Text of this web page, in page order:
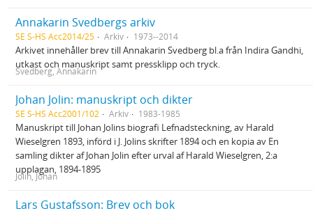
Annakarin Svedbergs arkiv
SE S-HS Acc2014/25 Arkiv 1973--2014
Arkivet innehåller brev till Annakarin Svedberg bl.a från Indira Gandhi,
utkast och manuskript samt pressklipp och tryck.
Svedberg, Annakarin
Johan Jolin: manuskript och dikter
SE S-HS Acc2001/102 Arkiv 1983-1985
Manuskript till Johan Jolins biografi Lefnadsteckning, av Harald
Wieselgren 1893, införd i J. Jolins skrifter 1894 och en kopia av En
samling dikter af Johan Jolin efter urval af Harald Wieselgren, 2:a
upplagan, 1894-1895
Jolin, Johan
Lars Gustafsson: Brev och bok